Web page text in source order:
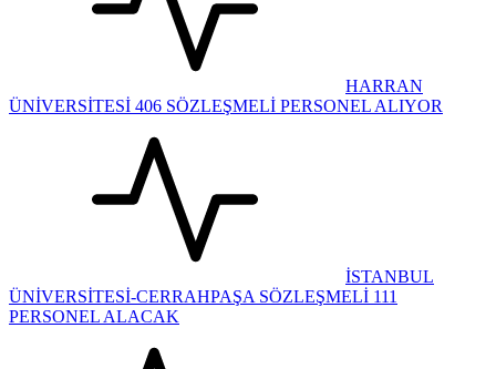
HARRAN
ÜNİVERSİTESİ 406 SÖZLEŞMELİ PERSONEL ALIYOR
İSTANBUL
ÜNİVERSİTESİ-CERRAHPAŞA SÖZLEŞMELİ 111
PERSONEL ALACAK